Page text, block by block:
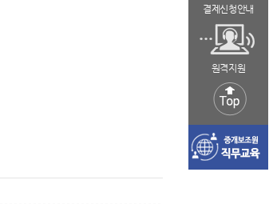
결제신청안내
원격지원